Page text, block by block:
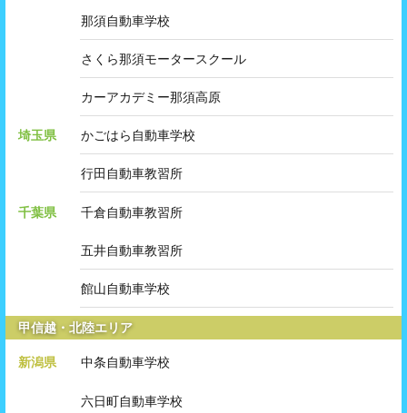
那須自動車学校
さくら那須モータースクール
カーアカデミー那須高原
埼玉県 かごはら自動車学校
行田自動車教習所
千葉県 千倉自動車教習所
五井自動車教習所
館山自動車学校
甲信越・北陸エリア
新潟県 中条自動車学校
六日町自動車学校